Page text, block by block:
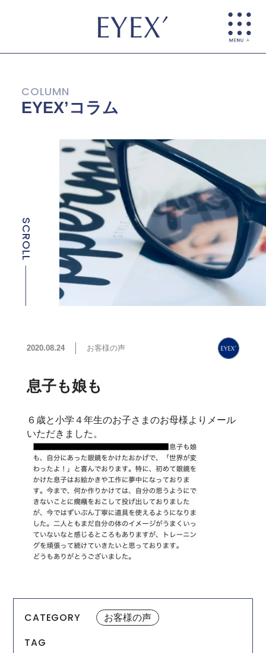
EYEX’コラム
SCROLL
お客様の声
2020.08.24
息子も娘も
６歳と小学４年生のお子さまのお母様よりメール
いただきました。
CATEGORY お客様の声
TAG